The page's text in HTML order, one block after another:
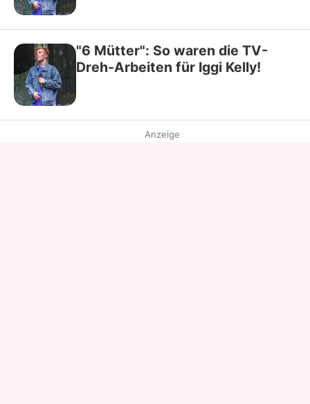
"6 Mütter": So waren die TV-
Dreh-Arbeiten für Iggi Kelly!
Anzeige